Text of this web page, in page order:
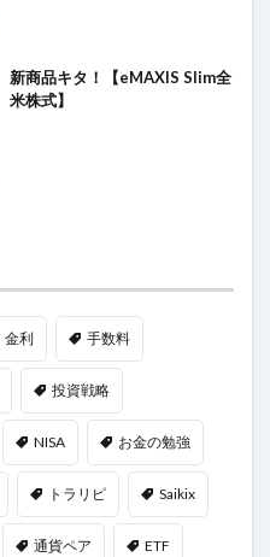
新商品キタ！【eMAXIS Slim全
米株式】
金利 手数料
投資戦略
NISA お金の勉強
トラリピ Saikix
通貨ペア ETF